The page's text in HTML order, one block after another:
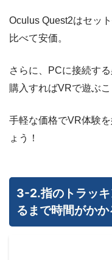
Oculus Quest2はセッ
比べて安価。
さらに、PCに接続す
購入すればVRで遊ぶこ
手軽な価格でVR体験
ょう！
3-2.指のトラッ
るまで時間がかか